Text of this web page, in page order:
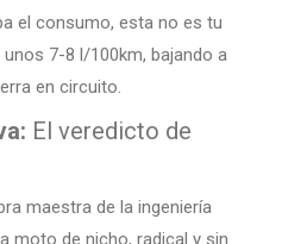
el consumo, esta no es tu
7-8 l/100km, bajando a
en circuito.
El veredicto de
maestra de la ingeniería
moto de nicho, radical y sin